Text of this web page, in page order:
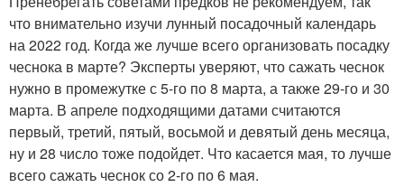
что внимательно изучи лунный посадочный календарь
на 2022 год. Когда же лучше всего организовать посадку
чеснока в марте? Эксперты уверяют, что сажать чеснок
нужно в промежутке с 5-го по 8 марта, а также 29-го и 30
марта. В апреле подходящими датами считаются
первый, третий, пятый, восьмой и девятый день месяца,
ну и 28 число тоже подойдет. Что касается мая, то лучше
всего сажать чеснок со 2-го по 6 мая.